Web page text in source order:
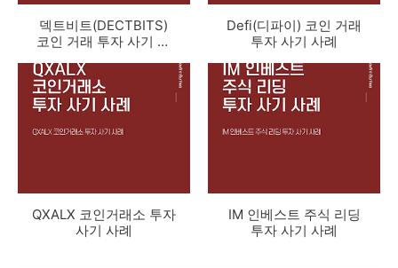
덱트비트(DECTBITS)
코인 거래 투자 사기 사
Defi(디파이) 코인 거래
투자 사기 사례
QXALX 코인거래소 투자
사기 사례
IM 인베스트 주식 리딩
투자 사기 사례